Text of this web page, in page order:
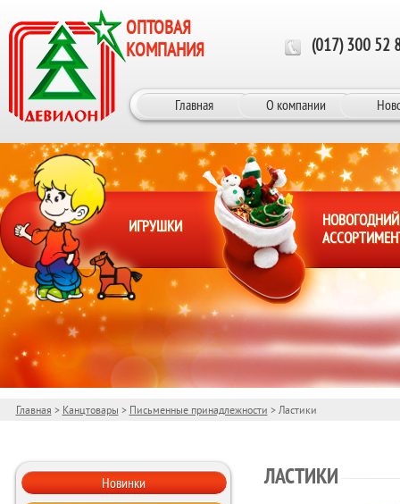
Перейти к основному содержанию
ОПТОВАЯ
КОМПАНИЯ
(017) 300 52
Главная О компании
ИГРУШКИ
НОВОГОДНИЙ
Главная > Канцтовары > Письменные принадлежности > Ластики
Новинки
ЛАСТИКИ